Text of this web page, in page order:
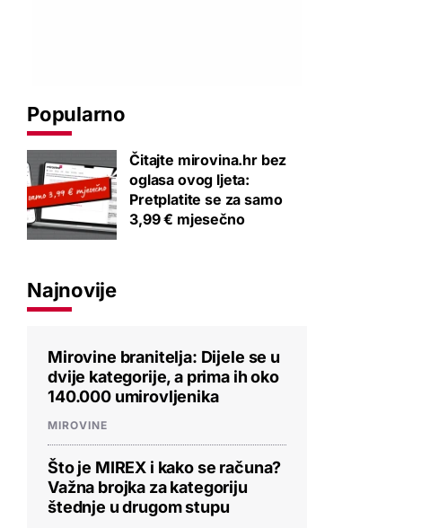
Popularno
Čitajte mirovina.hr bez
oglasa ovog ljeta:
Pretplatite se za samo
3,99 € mjesečno
Najnovije
Mirovine branitelja: Dijele se u
dvije kategorije, a prima ih oko
140.000 umirovljenika
MIROVINE
Što je MIREX i kako se računa?
Važna brojka za kategoriju
štednje u drugom stupu